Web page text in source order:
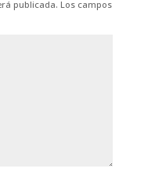
publicada. Los campos